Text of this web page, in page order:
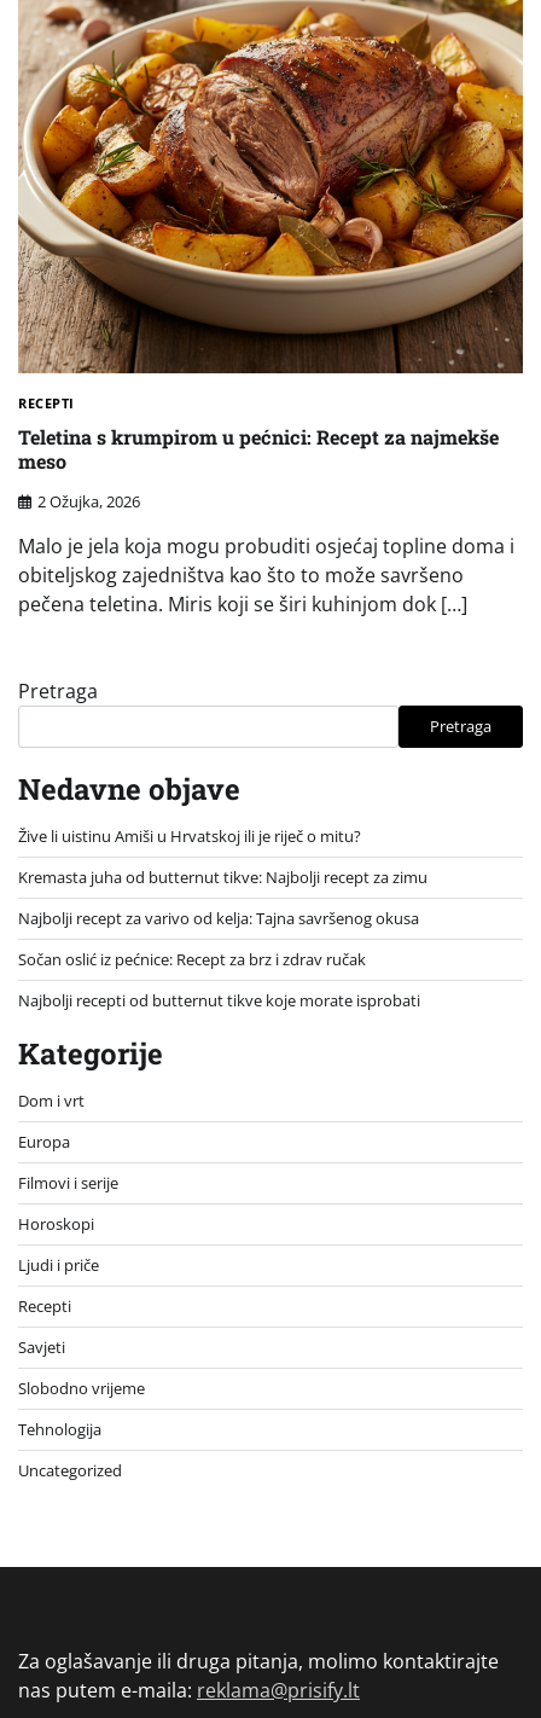
RECEPTI
Teletina s krumpirom u pećnici: Recept za najmekše
meso
2 Ožujka, 2026
Malo je jela koja mogu probuditi osjećaj topline doma i
obiteljskog zajedništva kao što to može savršeno
pečena teletina. Miris koji se širi kuhinjom dok […]
Pretraga
Pretraga
Nedavne objave
Žive li uistinu Amiši u Hrvatskoj ili je riječ o mitu?
Kremasta juha od butternut tikve: Najbolji recept za zimu
Najbolji recept za varivo od kelja: Tajna savršenog okusa
Sočan oslić iz pećnice: Recept za brz i zdrav ručak
Najbolji recepti od butternut tikve koje morate isprobati
Kategorije
Dom i vrt
Europa
Filmovi i serije
Horoskopi
Ljudi i priče
Recepti
Savjeti
Slobodno vrijeme
Tehnologija
Uncategorized
Za oglašavanje ili druga pitanja, molimo kontaktirajte
nas putem e-maila: reklama@prisify.lt